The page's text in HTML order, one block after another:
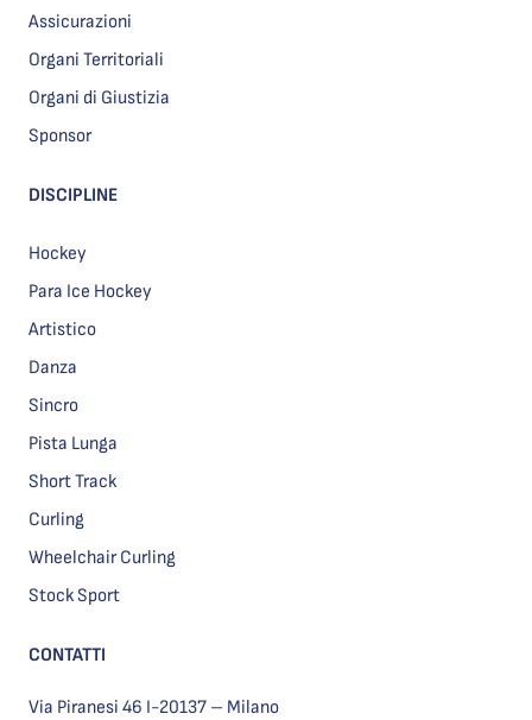
Assicurazioni
Organi Territoriali
Organi di Giustizia
Sponsor
DISCIPLINE
Hockey
Para Ice Hockey
Artistico
Danza
Sincro
Pista Lunga
Short Track
Curling
Wheelchair Curling
Stock Sport
CONTATTI
Via Piranesi 46 I-20137 – Milano